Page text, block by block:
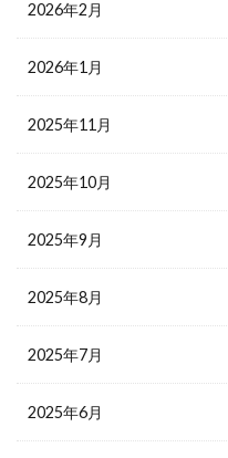
2026年2月
2026年1月
2025年11月
2025年10月
2025年9月
2025年8月
2025年7月
2025年6月